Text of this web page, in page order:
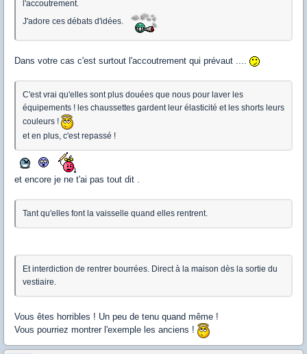
l'accoutrement.
J'adore ces débats d'idées.
Dans votre cas c'est surtout l'accoutrement qui prévaut ....
C'est vrai qu'elles sont plus douées que nous pour laver les
équipements ! les chaussettes gardent leur élasticité et les shorts leurs
couleurs !
et en plus, c'est repassé !
et encore je ne t'ai pas tout dit .
Tant qu'elles font la vaisselle quand elles rentrent.
Et interdiction de rentrer bourrées. Direct à la maison dès la sortie du
vestiaire.
Vous êtes horribles ! Un peu de tenu quand même !
Vous pourriez montrer l'exemple les anciens !